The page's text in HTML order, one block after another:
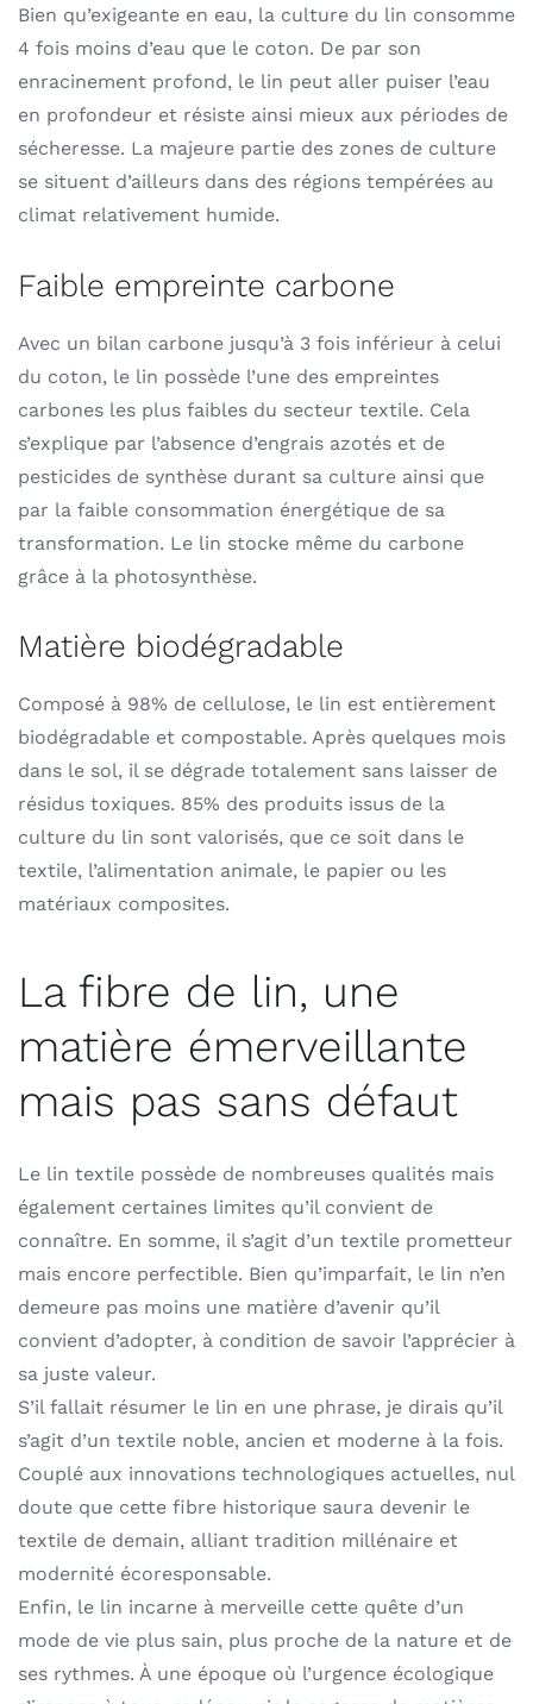
Bien qu’exigeante en eau, la culture du lin consomme
4 fois moins d’eau que le coton. De par son
enracinement profond, le lin peut aller puiser l’eau
en profondeur et résiste ainsi mieux aux périodes de
sécheresse. La majeure partie des zones de culture
se situent d’ailleurs dans des régions tempérées au
climat relativement humide.
Faible empreinte carbone
Avec un bilan carbone jusqu’à 3 fois inférieur à celui
du coton, le lin possède l’une des empreintes
carbones les plus faibles du secteur textile. Cela
s’explique par l’absence d’engrais azotés et de
pesticides de synthèse durant sa culture ainsi que
par la faible consommation énergétique de sa
transformation. Le lin stocke même du carbone
grâce à la photosynthèse.
Matière biodégradable
Composé à 98% de cellulose, le lin est entièrement
biodégradable et compostable. Après quelques mois
dans le sol, il se dégrade totalement sans laisser de
résidus toxiques. 85% des produits issus de la
culture du lin sont valorisés, que ce soit dans le
textile, l’alimentation animale, le papier ou les
matériaux composites.
La fibre de lin, une
matière émerveillante
mais pas sans défaut
Le lin textile possède de nombreuses qualités mais
également certaines limites qu’il convient de
connaître. En somme, il s’agit d’un textile prometteur
mais encore perfectible. Bien qu’imparfait, le lin n’en
demeure pas moins une matière d’avenir qu’il
convient d’adopter, à condition de savoir l’apprécier à
sa juste valeur.
S’il fallait résumer le lin en une phrase, je dirais qu’il
s’agit d’un textile noble, ancien et moderne à la fois.
Couplé aux innovations technologiques actuelles, nul
doute que cette fibre historique saura devenir le
textile de demain, alliant tradition millénaire et
modernité écoresponsable.
Enfin, le lin incarne à merveille cette quête d’un
mode de vie plus sain, plus proche de la nature et de
ses rythmes. À une époque où l’urgence écologique